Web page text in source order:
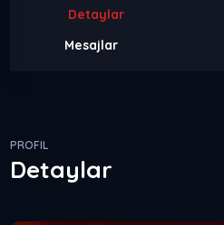
Detaylar
Mesajlar
PROFIL
Detaylar